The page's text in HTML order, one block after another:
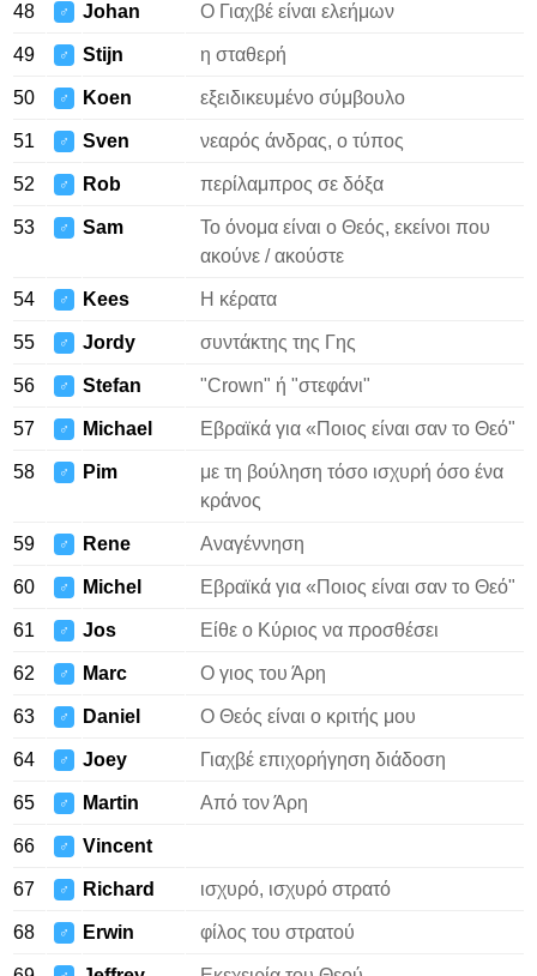
48 ♂ Johan Ο Γιαχβέ είναι ελεήμων
49 ♂ Stijn η σταθερή
50 ♂ Koen εξειδικευμένο σύμβουλο
51 ♂ Sven νεαρός άνδρας, ο τύπος
52 ♂ Rob περίλαμπρος σε δόξα
53 ♂ Sam
Το όνομα είναι ο Θεός, εκείνοι που
ακούνε / ακούστε
54 ♂ Kees Η κέρατα
55 ♂ Jordy συντάκτης της Γης
56 ♂ Stefan "Crown" ή "στεφάνι"
57 ♂ Michael Εβραϊκά για «Ποιος είναι σαν το Θεό"
58 ♂ Pim
με τη βούληση τόσο ισχυρή όσο ένα
κράνος
59 ♂ Rene Αναγέννηση
60 ♂ Michel Εβραϊκά για «Ποιος είναι σαν το Θεό"
61 ♂ Jos Είθε ο Κύριος να προσθέσει
62 ♂ Marc Ο γιος του Άρη
63 ♂ Daniel Ο Θεός είναι ο κριτής μου
64 ♂ Joey Γιαχβέ επιχορήγηση διάδοση
65 ♂ Martin Από τον Άρη
66 ♂ Vincent
67 ♂ Richard ισχυρό, ισχυρό στρατό
68 ♂ Erwin φίλος του στρατού